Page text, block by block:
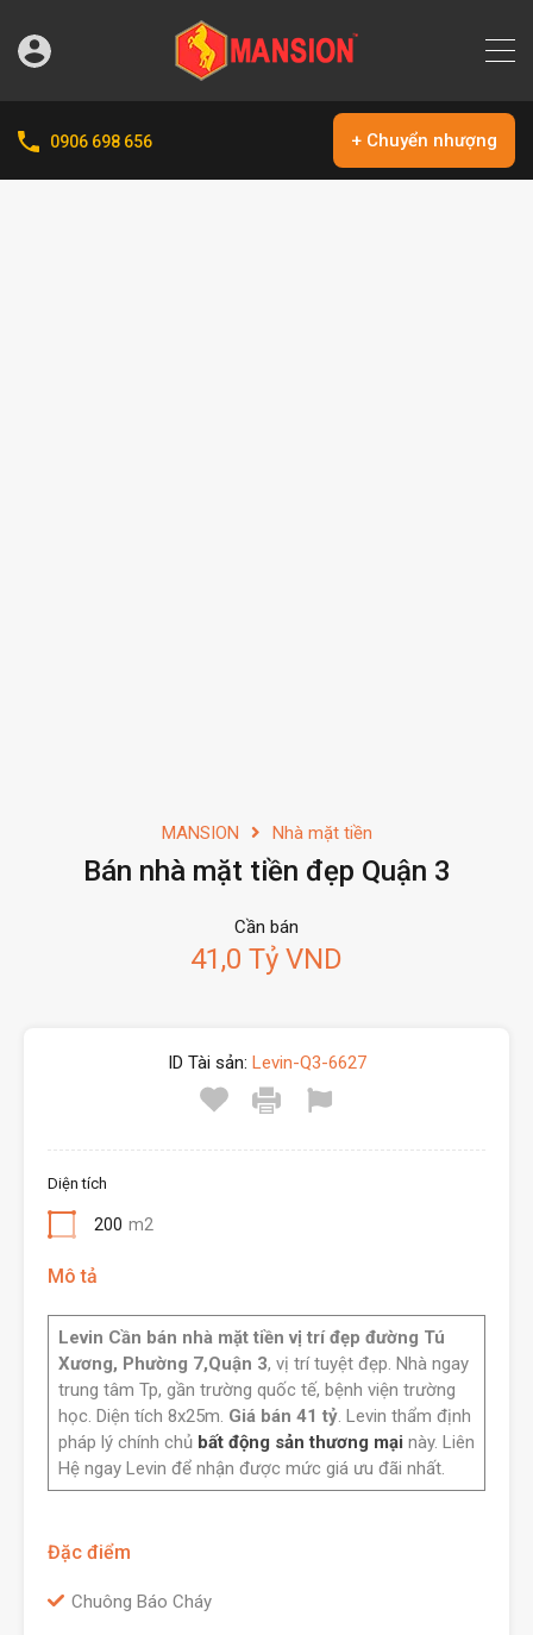
0906 698 656 + Chuyển nhượng
MANSION Nhà mặt tiền
Bán nhà mặt tiền đẹp Quận 3
Cần bán
41,0 Tỷ VND
ID Tài sản: Levin-Q3-6627
Diện tích
200 m2
Mô tả
Levin Cần bán nhà mặt tiền vị trí đẹp đường Tú
Xương, Phường 7,Quận 3, vị trí tuyệt đẹp. Nhà ngay
trung tâm Tp, gần trường quốc tế, bệnh viện trường
học. Diện tích 8x25m. Giá bán 41 tỷ. Levin thẩm định
pháp lý chính chủ bất động sản thương mại này. Liên
Hệ ngay Levin để nhận được mức giá ưu đãi nhất.
Đặc điểm
Chuông Báo Cháy